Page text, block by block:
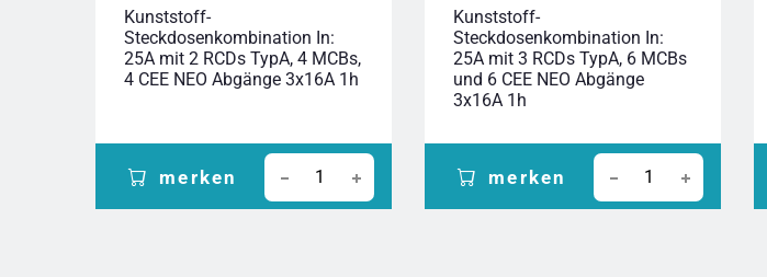
Kunststoff-
Steckdosenkombination In:
25A mit 2 RCDs TypA, 4 MCBs,
4 CEE NEO Abgänge 3x16A 1h
merken
Kunststoff-
Steckdosenkombination In:
25A mit 3 RCDs TypA, 6 MCBs
und 6 CEE NEO Abgänge
3x16A 1h
merken